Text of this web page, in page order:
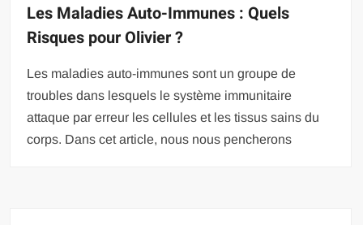
Les Maladies Auto-Immunes : Quels
Risques pour Olivier ?
Les maladies auto-immunes sont un groupe de
troubles dans lesquels le système immunitaire
attaque par erreur les cellules et les tissus sains du
corps. Dans cet article, nous nous pencherons